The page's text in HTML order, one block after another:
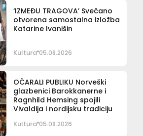
‘IZMEĐU TRAGOVA’ Svečano
otvorena samostalna izložba
Katarine Ivanišin
Kultura 05.08.2026
OČARALI PUBLIKU Norveški
glazbenici Barokkanerne i
Ragnhild Hemsing spojili
Vivaldija i nordijsku tradiciju
Kultura 05.08.2026